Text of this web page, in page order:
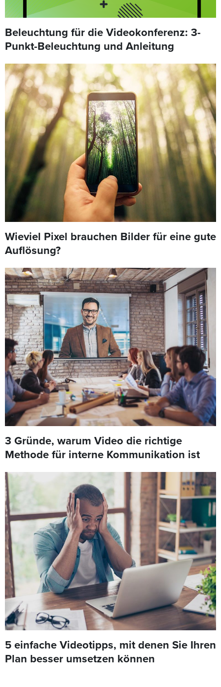
Beleuchtung für die Videokonferenz: 3-
Punkt-Beleuchtung und Anleitung
Wieviel Pixel brauchen Bilder für eine gute
Auflösung?
3 Gründe, warum Video die richtige
Methode für interne Kommunikation ist
5 einfache Videotipps, mit denen Sie Ihren
Plan besser umsetzen können